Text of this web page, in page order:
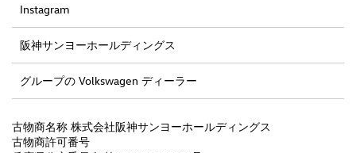
Instagram
阪神サンヨーホールディングス
グループの Volkswagen ディーラー
古物商名称 株式会社阪神サンヨーホールディングス
古物商許可番号